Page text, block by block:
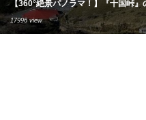
【360°絶景パノラマ！】『十国峠
17996 view